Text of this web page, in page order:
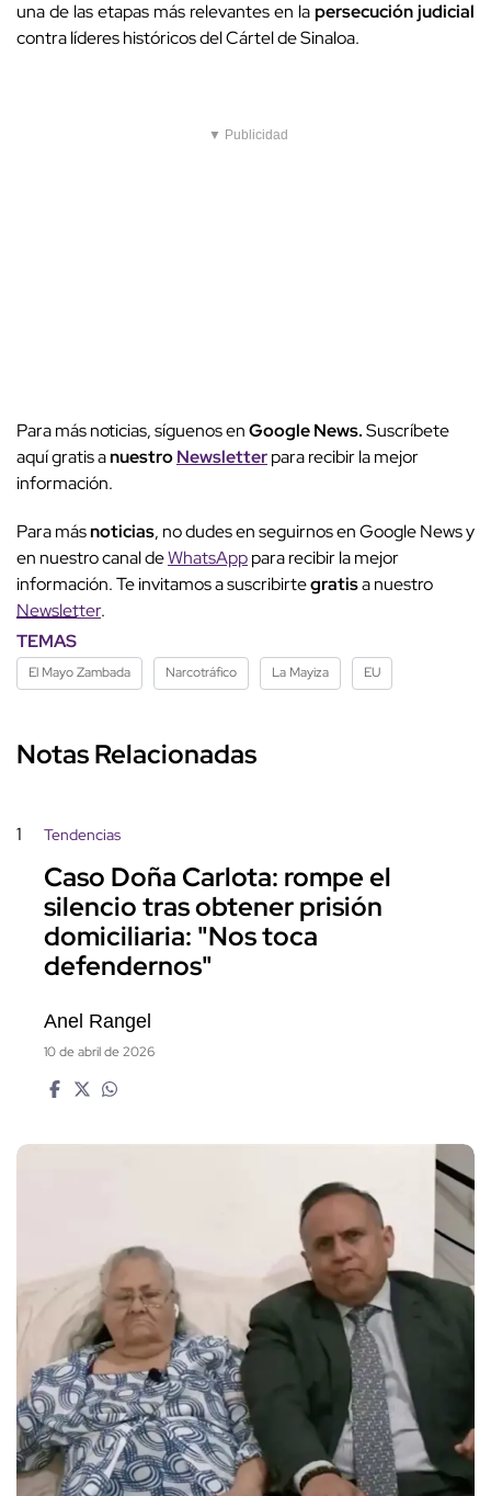
una de las etapas más relevantes en lapersecución judicial
contra líderes históricos del Cártel de Sinaloa.
▼ Publicidad
Para más noticias, síguenos enGoogle News.Suscríbete
aquí gratis anuestroNewsletterpara recibir la mejor
información.
Para másnoticias, no dudes en seguirnos en Google News y
en nuestro canal deWhatsApppara recibir la mejor
información. Te invitamos a suscribirtegratisa nuestro
Newsletter.
TEMAS
El Mayo Zambada Narcotráfico La Mayiza EU
Notas Relacionadas
1 Tendencias
Caso Doña Carlota: rompe el
silencio tras obtener prisión
domiciliaria: "Nos toca
defendernos"
Anel Rangel
10 de abril de 2026